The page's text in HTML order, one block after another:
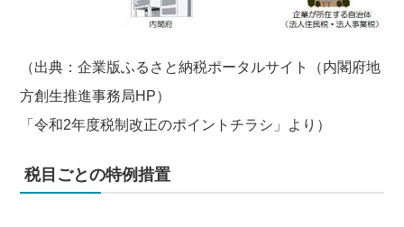
（出典：企業版ふるさと納税ポータルサイト（内閣府地
方創生推進事務局HP）
「令和2年度税制改正のポイントチラシ」より）
税目ごとの特例措置